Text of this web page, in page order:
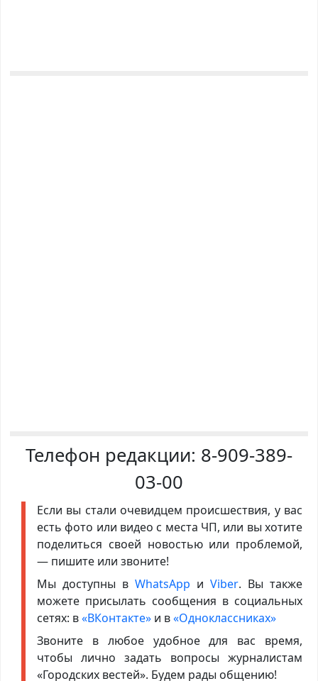
Телефон редакции: 8-909-389-
03-00
Если вы стали очевидцем происшествия, у вас
есть фото или видео с места ЧП, или вы хотите
поделиться своей новостью или проблемой,
— пишите или звоните!
Мы доступны в WhatsApp иViber. Вы также
можете присылать сообщения в социальных
сетях: в«ВКонтакте»и в«Одноклассниках»
Звоните в любое удобное для вас время,
чтобы лично задать вопросы журналистам
«Городских вестей». Будем рады общению!